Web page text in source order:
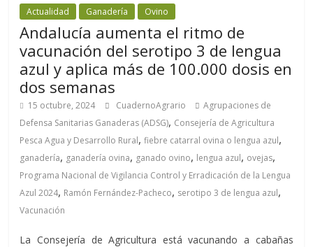
Actualidad Ganadería Ovino
Andalucía aumenta el ritmo de
vacunación del serotipo 3 de lengua
azul y aplica más de 100.000 dosis en
dos semanas
15 octubre, 2024 CuadernoAgrario
Agrupaciones de
Defensa Sanitarias Ganaderas (ADSG), Consejería de Agricultura
Pesca Agua y Desarrollo Rural,fiebre catarral ovina o lengua azul,
ganadería, ganadería ovina, ganado ovino, lengua azul, ovejas,
Programa Nacional de Vigilancia Control y Erradicación de la Lengua
Azul 2024, Ramón Fernández-Pacheco, serotipo 3 de lengua azul,
Vacunación
La Consejería de Agricultura está vacunando a cabañas